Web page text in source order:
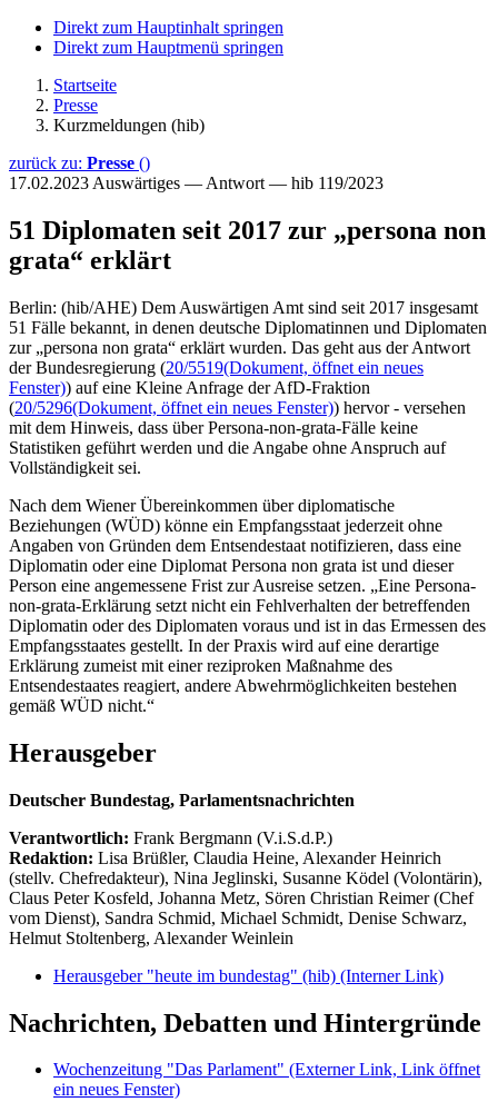
Direkt zum Hauptinhalt springen
Direkt zum Hauptmenü springen
Startseite
Presse
Kurzmeldungen (hib)
zurück zu: Presse ()
17.02.2023 Auswärtiges — Antwort — hib 119/2023
51 Diplomaten seit 2017 zur „persona non
grata“ erklärt
Berlin: (hib/AHE) Dem Auswärtigen Amt sind seit 2017 insgesamt
51 Fälle bekannt, in denen deutsche Diplomatinnen und Diplomaten
zur „persona non grata“ erklärt wurden. Das geht aus der Antwort
der Bundesregierung (20/5519(Dokument, öffnet ein neues
Fenster)) auf eine Kleine Anfrage der AfD-Fraktion
(20/5296(Dokument, öffnet ein neues Fenster)) hervor - versehen
mit dem Hinweis, dass über Persona-non-grata-Fälle keine
Statistiken geführt werden und die Angabe ohne Anspruch auf
Vollständigkeit sei.
Nach dem Wiener Übereinkommen über diplomatische
Beziehungen (WÜD) könne ein Empfangsstaat jederzeit ohne
Angaben von Gründen dem Entsendestaat notifizieren, dass eine
Diplomatin oder eine Diplomat Persona non grata ist und dieser
Person eine angemessene Frist zur Ausreise setzen. „Eine Persona-
non-grata-Erklärung setzt nicht ein Fehlverhalten der betreffenden
Diplomatin oder des Diplomaten voraus und ist in das Ermessen des
Empfangsstaates gestellt. In der Praxis wird auf eine derartige
Erklärung zumeist mit einer reziproken Maßnahme des
Entsendestaates reagiert, andere Abwehrmöglichkeiten bestehen
gemäß WÜD nicht.“
Herausgeber
Deutscher Bundestag, Parlamentsnachrichten
Verantwortlich: Frank Bergmann (V.i.S.d.P.)
Redaktion: Lisa Brüßler, Claudia Heine, Alexander Heinrich
(stellv. Chefredakteur), Nina Jeglinski, Susanne Ködel (Volontärin),
Claus Peter Kosfeld, Johanna Metz, Sören Christian Reimer (Chef
vom Dienst), Sandra Schmid, Michael Schmidt, Denise Schwarz,
Helmut Stoltenberg, Alexander Weinlein
Herausgeber "heute im bundestag" (hib) (Interner Link)
Nachrichten, Debatten und Hintergründe
Wochenzeitung "Das Parlament" (Externer Link, Link öffnet
ein neues Fenster)